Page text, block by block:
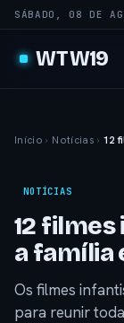
SÁBADO, 08 DE
WTW19
Início › Notícias › 12
NOTÍCIAS
12
a família
Os filmes
para reunir